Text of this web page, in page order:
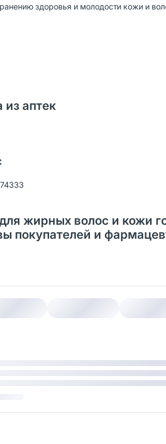
здоровья и молодости кожи и
из аптек
жирных волос и кожи
покупателей и